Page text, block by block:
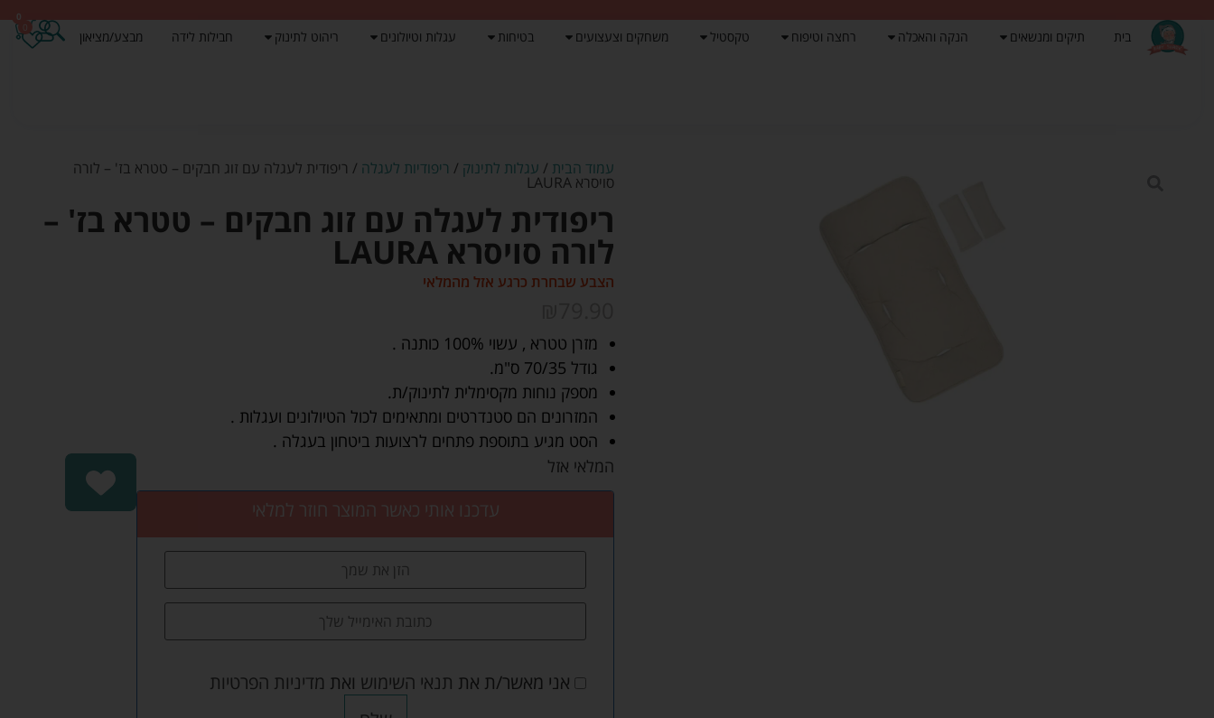
בית תיקים ומנשאים הנקה והאכלה רחצה וטיפוח טקסטיל משחקים וצעצועים בטיחות עגלות וטיולונים ריהוט לתינוק חבילות לידה מבצע/מציאון
0
עמוד הבית / עגלות לתינוק / ריפודיות לעגלה / ריפודית לעגלה עם זוג חבקים – טטרא בז' – לורה
סויסרא LAURA
ריפודית לעגלה עם זוג חבקים – טטרא בז' –
לורה סויסרא LAURA
הצבע שבחרת כרגע אזל מהמלאי
מזרן טטרא , עשוי 100% כותנה .
גודל 70/35 ס"מ.
מספק נוחות מקסימלית לתינוק/ת.
המזרונים הם סטנדרטים ומתאימים לכול הטיולונים ועגלות .
הסט מגיע בתוספת פתחים לרצועות ביטחון בעגלה .
המלאי אזל
עדכנו אותי כאשר המוצר חוזר למלאי
אני מאשר/ת את תנאי השימוש ואת מדיניות הפרטיות